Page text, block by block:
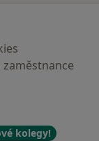
kolegy!